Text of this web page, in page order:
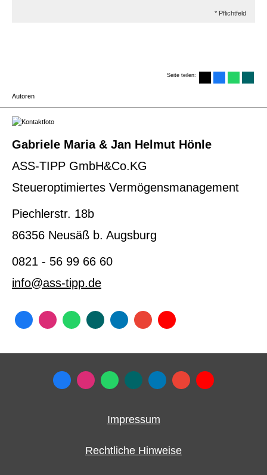
* Pflichtfeld
Seite teilen:
Autoren
Gabriele Maria & Jan Helmut Hönle
ASS-TIPP GmbH&Co.KG
Steueroptimiertes Vermögensmanagement
Piechlerstr. 18b
86356 Neusäß b. Augsburg
0821 - 56 99 66 60
info@ass-tipp.de
Impressum
Rechtliche Hinweise